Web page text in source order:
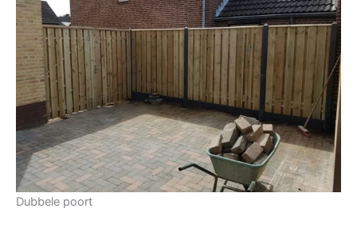
Dubbele poort